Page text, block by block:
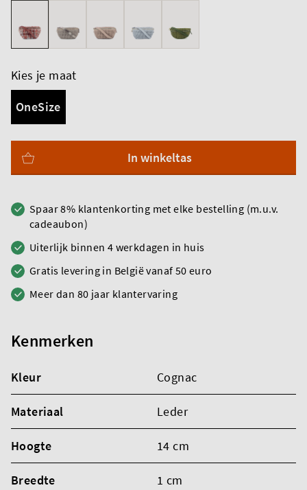
Kies je maat
OneSize
In winkeltas
Spaar 8% klantenkorting met elke bestelling (m.u.v.
cadeaubon)
Uiterlijk binnen 4 werkdagen in huis
Gratis levering in België vanaf 50 euro
Meer dan 80 jaar klantervaring
Kenmerken
Kleur Cognac
Materiaal Leder
Hoogte 14 cm
Breedte 1 cm